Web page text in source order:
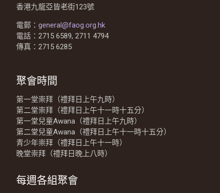
香港九龍亞皆老街123號
電郵： general@faog.org.hk
電話：2715 6589, 2711 4794
傳真：2715 6285
聚會時間
第一堂崇拜（禮拜日上午九時）
第二堂崇拜（禮拜日上午十一時十五分）
第一堂兒童Awana（禮拜日上午九時）
第二堂兒童Awana（禮拜日上午十一時十五分）
青少年崇拜（禮拜日上午十一時）
晚堂崇拜（禮拜日晚上八時）
每週各組聚會